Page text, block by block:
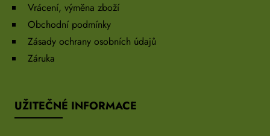
Vrácení, výměna zboží
Obchodní podmínky
Zásady ochrany osobních údajů
Záruka
UŽITEČNÉ INFORMACE